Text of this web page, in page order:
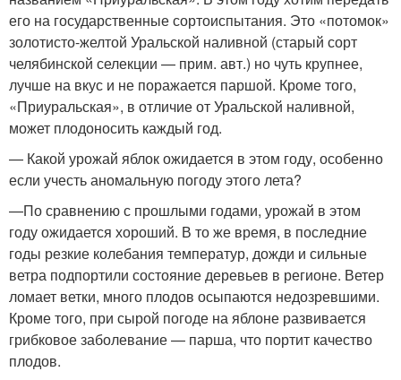
его на государственные сортоиспытания. Это «потомок»
золотисто-желтой Уральской наливной (старый сорт
челябинской селекции — прим. авт.) но чуть крупнее,
лучше на вкус и не поражается паршой. Кроме того,
«Приуральская», в отличие от Уральской наливной,
может плодоносить каждый год.
— Какой урожай яблок ожидается в этом году, особенно
если учесть аномальную погоду этого лета?
—По сравнению с прошлыми годами, урожай в этом
году ожидается хороший. В то же время, в последние
годы резкие колебания температур, дожди и сильные
ветра подпортили состояние деревьев в регионе. Ветер
ломает ветки, много плодов осыпаются недозревшими.
Кроме того, при сырой погоде на яблоне развивается
грибковое заболевание — парша, что портит качество
плодов.